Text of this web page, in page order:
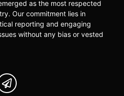
as the most respected
Our commitment lies in
reporting and engaging
without any bias or vested